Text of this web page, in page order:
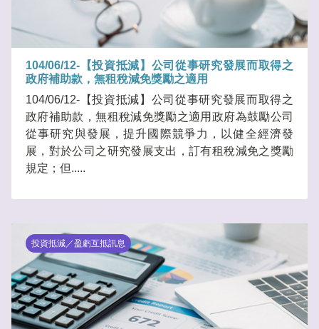
104/06/12-【投資抵減】公司從事研究發展而取得之
政府補助款，無租稅減免獎勵之適用
104/06/12-【投資抵減】公司從事研究發展而取得之
政府補助款，無租稅減免獎勵之適用政府為鼓勵公司
從事研究與發展，提升國際競爭力，以健全經濟發
展，對於公司之研究發展支出，訂有租稅減免之獎勵
規定；但.....
投資抵減／盈虧互抵訊息